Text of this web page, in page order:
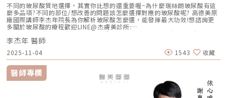
不同的玻尿酸質地選擇，其實你比想的還重要喔~為什麼瑞絲朗玻尿酸有這
麼多品項?不同的部位/想改善的問題該怎麼選擇對應的玻尿酸呢? 高德美原
廠國際講師李杰年院長為你解析玻尿酸怎麼選，能發揮最大功效!想諮詢更
多關於玻尿酸的療程歡迎LINE@杰膚美診所:
https://page.line.me/xhc2941b重點摘要：00:11 玻尿酸作用介紹00:47
玻尿酸分為三大類型02:09 迷思一、玻尿酸打哪裡都可以？02:36 迷思二、
打完下巴蘋果肌看起來怪怪的？03:30 迷思三、臉部鬆弛只能做拉皮嗎？
05:00 總結LINE官方帳號一對一咨詢👉https://reurl.cc/x3EQZN歡迎訂閱
我的頻道👉https://reurl.cc/nY51k8關注杰膚美診所FB👉
https://reurl.cc/XQljva杰膚美診所官網👉https://jfmskin.com/關注李杰
年醫師FB👉https://reurl.cc/Mzk0nm杰膚美診所地址：104台北市中山區
復興北路50號2樓電話：02-8772-6625
李杰年 醫師
2025-11-04 1543 收藏
醫師專欄